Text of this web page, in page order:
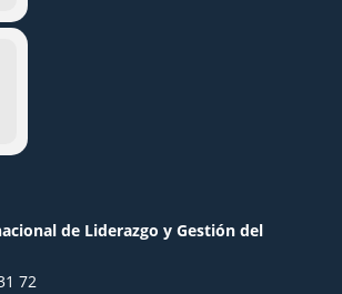
de Liderazgo y Gestión del
72